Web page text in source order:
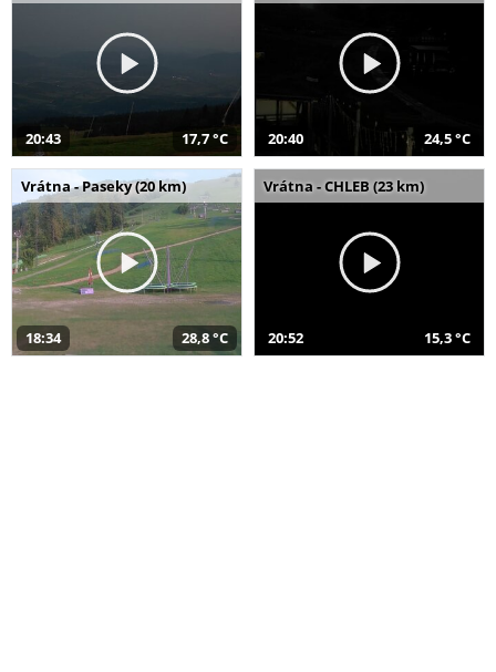
20:43 17,7 °C 20:40 24,5 °C
Vrátna - Paseky (20 km)
18:34 28,8 °C
Vrátna - CHLEB (23 km)
20:52 15,3 °C